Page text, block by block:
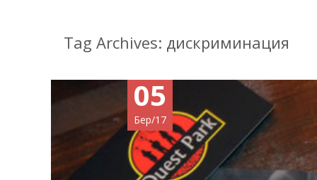
Tag Archives: дискриминация
05
Бер/17